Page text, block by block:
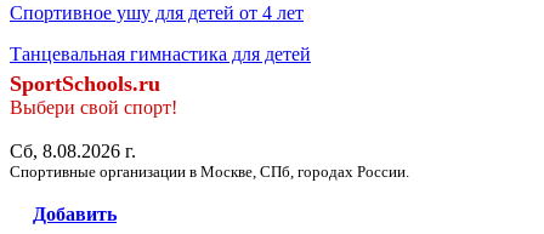
Спортивное ушу для детей от 4 лет
Танцевальная гимнастика для детей
SportSchools.ru
Выбери свой спорт!
Сб, 8.08.2026 г.
Спортивные организации в Москве, СПб, городах России.
Добавить